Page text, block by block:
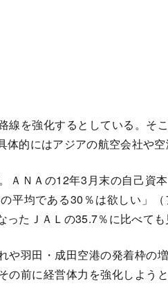
線を強化するとしている。そ
的にはアジアの航空会社や空
ＡＮＡの12年3月末の自己資
平均である30％は欲しい」
ったＪＡＬの35.7％に比べても
や羽田・成田空港の発着枠の
の前に経営体力を強化しよう